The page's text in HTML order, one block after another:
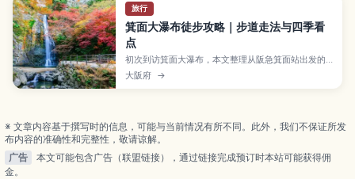
旅行
箕面大瀑布徒步攻略｜步道走法与四季看
点
初次到访箕面大瀑布，本文整理从阪急箕面站出发的
步道走法、四季亮点，以及婴儿车、轮椅通行和拍照
礼仪等要点。
大阪府 →
※ 文章内容基于撰写时的信息，可能与当前情况有所不同。此外，我们不保证所发
布内容的准确性和完整性，敬请谅解。
广告
本文可能包含广告（联盟链接），通过链接完成预订时本站可能获得佣
金。